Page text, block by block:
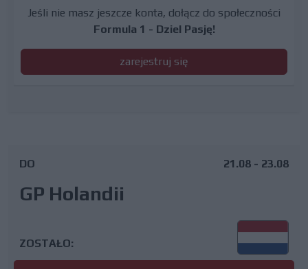
Jeśli nie masz jeszcze konta, dołącz do społeczności
Formula 1 - Dziel Pasję!
zarejestruj się
DO
GP Holandii
21.08 - 23.08
ZOSTAŁO: